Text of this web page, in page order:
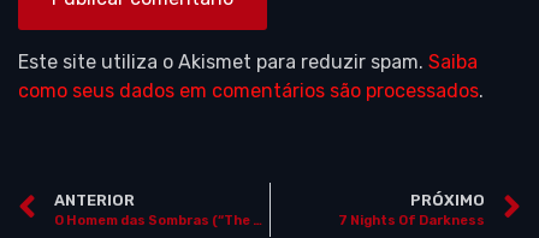
Este site utiliza o Akismet para reduzir spam. Saiba
como seus dados em comentários são processados.
ANTERIOR
O Homem das Sombras (“The Tall Man”)
PRÓXIMO
7 Nights Of Darkness